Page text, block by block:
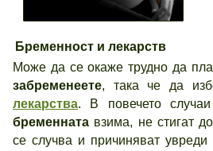
Бременност и лекарств
Може да се окаже трудно да
забременеете, така че да
лекарства. В повечето случаи
бременната взима, не стигат
се случва и причиняват